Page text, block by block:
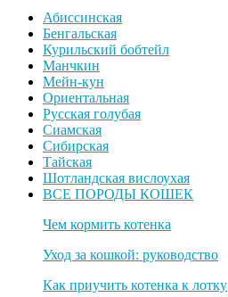
Абиссинская
Бенгальская
Курильский бобтейл
Манчкин
Мейн-кун
Ориентальная
Русская голубая
Сиамская
Сибирская
Тайская
Шотландская вислоухая
ВСЕ ПОРОДЫ КОШЕК
Чем кормить котенка
Уход за кошкой: руководство
Как приучить котенка к лотку